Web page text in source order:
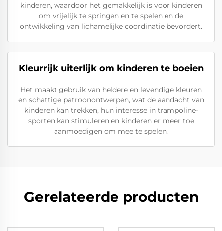
kinderen, waardoor het gemakkelijk is voor kinderen
om vrijelijk te springen en te spelen en de
ontwikkeling van lichamelijke coördinatie bevordert.
Kleurrijk uiterlijk om kinderen te boeien
Het maakt gebruik van heldere en levendige kleuren
en schattige patroonontwerpen, wat de aandacht van
kinderen kan trekken, hun interesse in trampoline-
sporten kan stimuleren en kinderen er meer toe
aanmoedigen om mee te spelen.
Gerelateerde producten